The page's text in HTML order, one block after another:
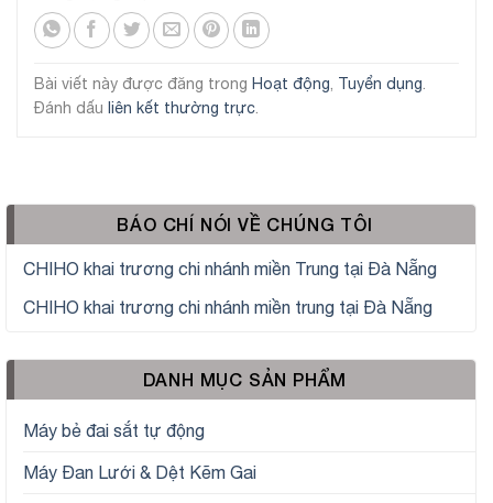
Bài viết này được đăng trong Hoạt động Tuyển dụng
Đánh dấu liên kết thường trực
BÁO CHÍ NÓI VỀ CHÚNG TÔI
CHIHO khai trương chi nhánh miền Trung tại Đà Nẵng
CHIHO khai trương chi nhánh miền trung tại Đà Nẵng
DANH MỤC SẢN PHẨM
Máy bẻ đai sắt tự động
Máy Đan Lưới & Dệt Kẽm Gai